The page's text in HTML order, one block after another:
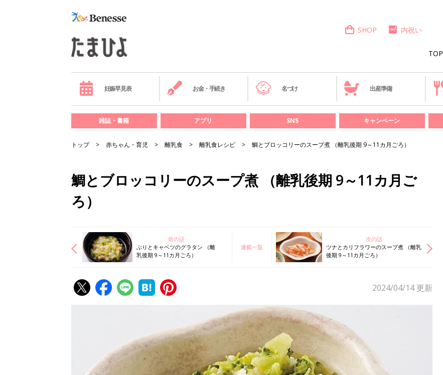
TOP
SHOP 内祝い
妊娠早見表 お金・手続き 名づけ 出産準備
雑誌・書籍 アプリ SNS キャンペーン
トップ 赤ちゃん・育児 離乳食 離乳食レシピ 鯛とブロッコリーのスープ煮 （離乳後期 9～11カ月ごろ）
鯛とブロッコリーのスープ煮 （離乳後期 9～11カ月ご
ろ）
前の話
ぶりとキャベツのグラタン （離
乳後期 9～11カ月ごろ）
連載一覧
次の話
ツナとカリフラワーのスープ煮 （離乳
後期 9～11カ月ごろ）
2024/04/14更新